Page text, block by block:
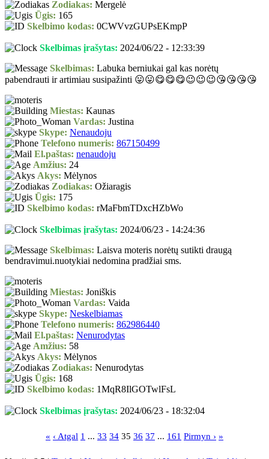
Zodiakas: Mergelė
Ūgis: 165
Skelbimo kodas: 0CWVvzGUPsEKmpP
Skelbimas įrašytas: 2024/06/22 - 12:33:39
Skelbimas: Labuka berniukai gal kas norėtų
pabendrauti ir artimiau susipažinti 😛😛😋😋😋😉😉😉😘😘😘😘
Miestas: Kaunas
Vardas: Justina
Skype: Nenaudoju
Telefono numeris: 867150499
El.paštas: nenaudoju
Amžius: 24
Akys: Mėlynos
Zodiakas: Ožiaragis
Ūgis: 175
Skelbimo kodas: rMaFbmTDxcHZbWo
Skelbimas įrašytas: 2024/06/23 - 14:24:36
Skelbimas: Laisva moteris norėtų sutikti draugą
bendravimui.nuotykiai nedomina pradžiai sms.
Miestas: Joniškis
Vardas: Vaida
Skype: Neskelbiamas
Telefono numeris: 862986440
El.paštas: Nenurodytas
Amžius: 58
Akys: Mėlynos
Zodiakas: Nenurodytas
Ūgis: 168
Skelbimo kodas: 1MqR8IlGOTwlFsL
Skelbimas įrašytas: 2024/06/23 - 18:32:04
« ‹ Atgal 1 ... 33 34 35 36 37 ... 161 Pirmyn › »